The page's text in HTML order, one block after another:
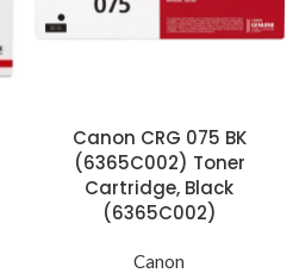
Canon CRG 075 BK
(6365C002) Toner
Cartridge, Black
(6365C002)
Canon